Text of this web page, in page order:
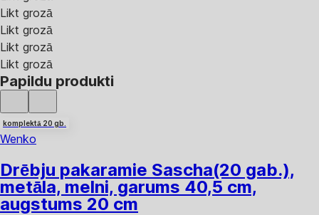
Likt grozā
Likt grozā
Likt grozā
Likt grozā
Papildu produkti
komplektā 20 gb.
Wenko
Drēbju pakaramie Sascha(20 gab.),
metāla, melni, garums 40,5 cm,
augstums 20 cm